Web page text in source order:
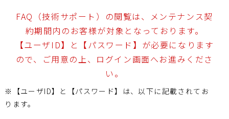
FAQ（技術サポート）の閲覧は、メンテナンス契
約期間内のお客様が対象となっております。
【ユーザID】と【パスワード】が必要になります
ので、ご用意の上、ログイン画面へお進みくださ
い。
※【ユーザID】と【パスワード】は、以下に記載されてお
ります。